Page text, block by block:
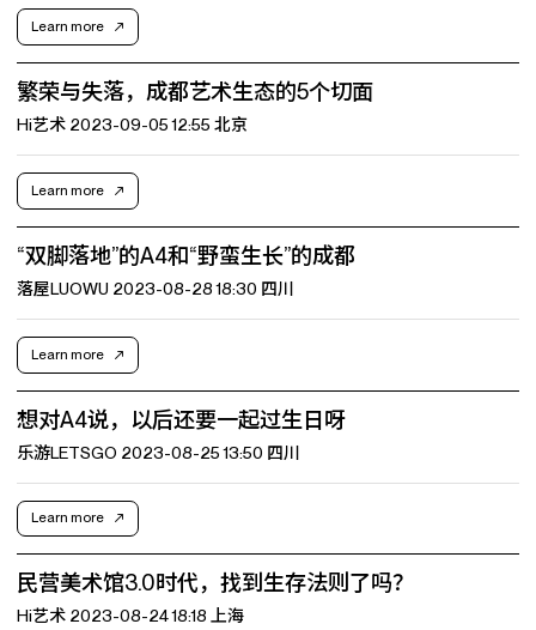
Learn more
繁荣与失落，成都艺术生态的5个切面
Hi艺术 2023-09-05 12:55 北京
Learn more
“双脚落地”的A4和“野蛮生长”的成都
落屋LUOWU 2023-08-28 18:30 四川
Learn more
想对A4说，以后还要一起过生日呀
乐游LETSGO 2023-08-25 13:50 四川
Learn more
民营美术馆3.0时代，找到生存法则了吗？
Hi艺术 2023-08-24 18:18 上海